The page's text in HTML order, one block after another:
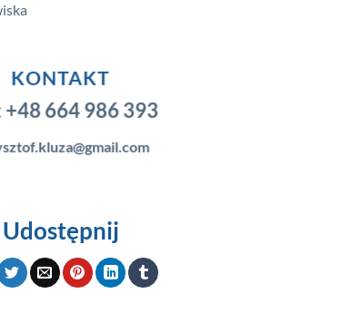
KONTAKT
+48 664 986 393
Udostępnij